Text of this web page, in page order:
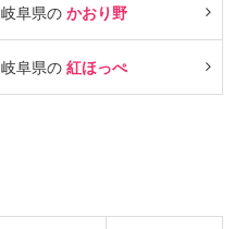
岐阜県の かおり野
岐阜県の 紅ほっぺ